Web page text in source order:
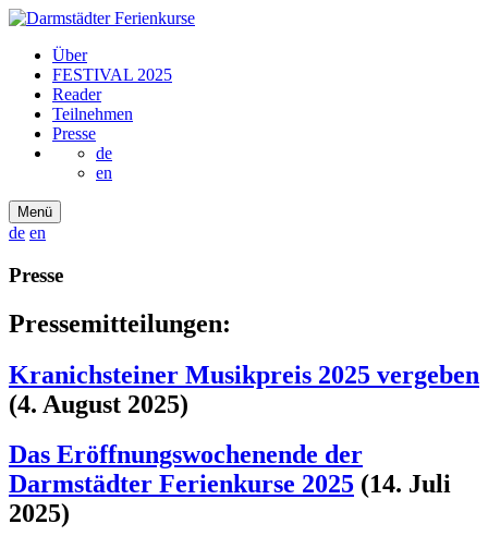
Über
FESTIVAL 2025
Reader
Teilnehmen
Presse
de
en
Menü
de en
Presse
Pressemitteilungen:
Kranichsteiner Musikpreis 2025 vergeben
(4. August 2025)
Das Eröffnungswochenende der
Darmstädter Ferienkurse 2025 (14. Juli
2025)